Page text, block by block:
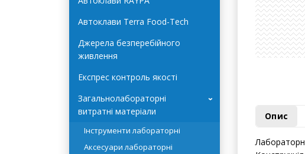
Автоклави Terra Food-Tech
Джерела безперебійного
живлення
Експрес контроль якості
Загальнолабораторні
витратні матеріали
Опис